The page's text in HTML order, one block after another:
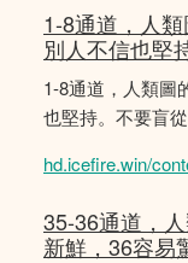
1-8通道，人
別人不信也堅
1-8通道，人類圖
也堅持。不要盲
hd.icefire.win/
35-36通道，
新鮮，36容易